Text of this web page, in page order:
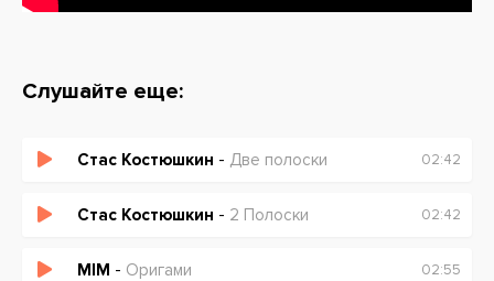
Слушайте еще:
Стас Костюшкин - Две полоски 02:42
Стас Костюшкин - 2 Полоски 02:42
MIM - Оригами 02:55